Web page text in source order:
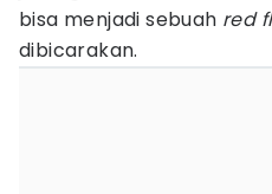
bisa menjadi sebuah red
dibicarakan.